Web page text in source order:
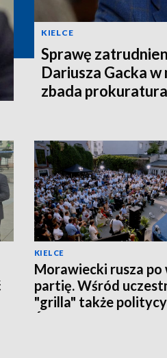
KIELCE
Sprawę
Dariusza Gacka w
zbada prokuratura
KIELCE
Morawiecki rusza po
partię. Wśród
"grilla" także
Świętokrzyskiego